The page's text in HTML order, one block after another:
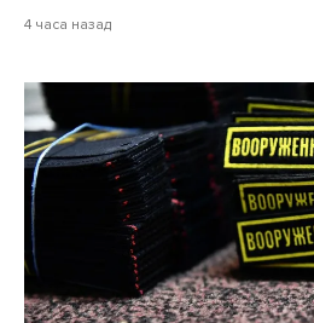
4 часа назад